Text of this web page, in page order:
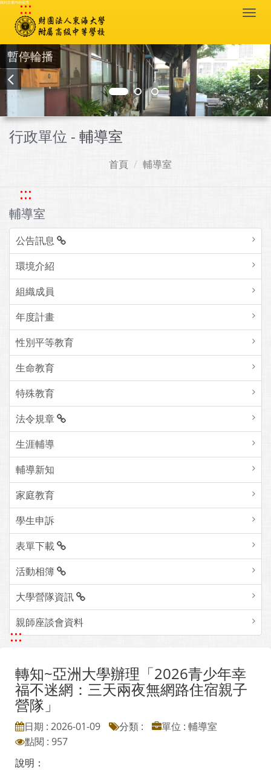
跳到主要內容區塊
:::
暫停輪播
行政單位 - 輔導室
首頁 輔導室
:::
輔導室
公告訊息
環境介紹
組織成員
年度計畫
性別平等教育
生命教育
特殊教育
法令規章
生涯輔導
輔導新知
家庭教育
學生申訴
表單下載
活動相簿
大學營隊資訊
親師座談會資料
:::
轉知~亞洲大學辦理「2026青少年幸
福不迷網：三天兩夜無網路住宿親子
營隊」
日期 : 2026-01-09 分類 :
單位 : 輔導室
點閱 : 957
說明：